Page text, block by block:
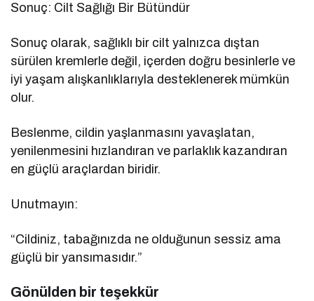
Sonuç: Cilt Sağlığı Bir Bütündür
Sonuç olarak, sağlıklı bir cilt yalnızca dıştan
sürülen kremlerle değil, içerden doğru besinlerle ve
iyi yaşam alışkanlıklarıyla desteklenerek mümkün
olur.
Beslenme, cildin yaşlanmasını yavaşlatan,
yenilenmesini hızlandıran ve parlaklık kazandıran
en güçlü araçlardan biridir.
Unutmayın:
“Cildiniz, tabağınızda ne olduğunun sessiz ama
güçlü bir yansımasıdır.”
Gönülden bir teşekkür